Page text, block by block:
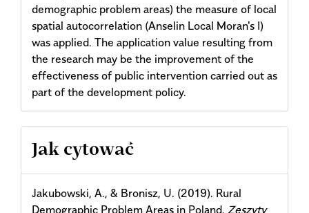
demographic problem areas) the measure of local
spatial autocorrelation (Anselin Local Moran's I)
was applied. The application value resulting from
the research may be the improvement of the
effectiveness of public intervention carried out as
part of the development policy.
Article
Details
Jak cytować
Jakubowski, A., & Bronisz, U. (2019). Rural
Demographic Problem Areas in Poland. Zeszyty